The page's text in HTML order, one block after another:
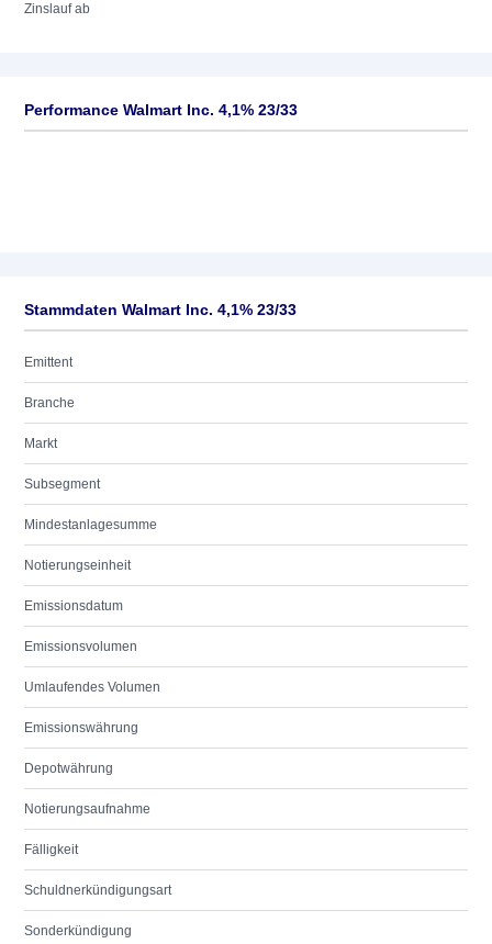
Zinslauf ab
Performance Walmart Inc. 4,1% 23/33
Stammdaten Walmart Inc. 4,1% 23/33
Emittent
Branche
Markt
Subsegment
Mindestanlagesumme
Notierungseinheit
Emissionsdatum
Emissionsvolumen
Umlaufendes Volumen
Emissionswährung
Depotwährung
Notierungsaufnahme
Fälligkeit
Schuldnerkündigungsart
Sonderkündigung